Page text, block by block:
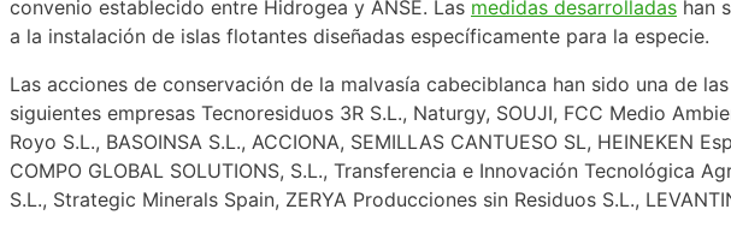
convenio establecido entre Hidrogea y ANSE. Las medidas desarrolladas han
a la instalación de islas flotantes diseñadas específicamente para la especie.
Las acciones de conservación de la malvasía cabeciblanca han sido una de
siguientes empresas Tecnoresiduos 3R S.L., Naturgy, SOUJI, FCC Medio
Royo S.L., BASOINSA S.L., ACCIONA, SEMILLAS CANTUESO SL, HEINEKEN
COMPO GLOBAL SOLUTIONS, S.L., Transferencia e Innovación Tecnológica
S.L., Strategic Minerals Spain, ZERYA Producciones sin Residuos S.L.,